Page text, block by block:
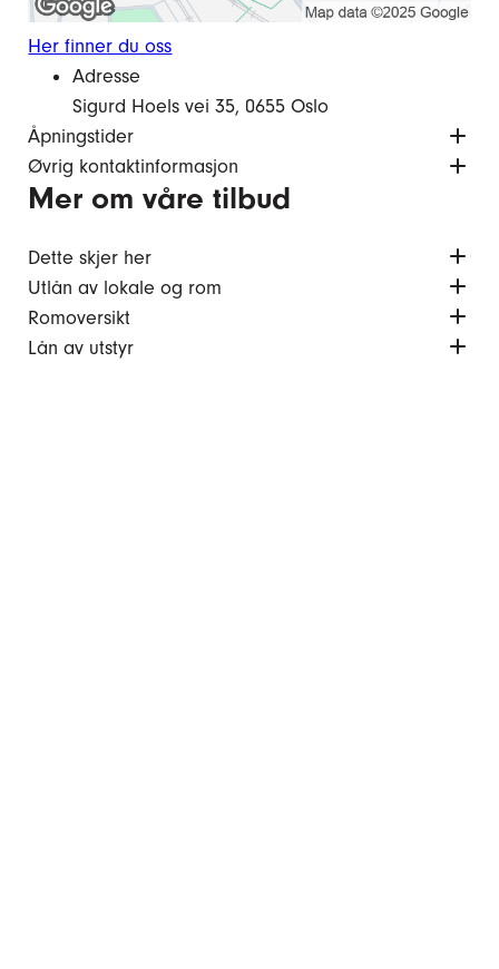
Her finner du oss
Adresse
Sigurd Hoels vei 35, 0655 Oslo
Åpningstider
Øvrig kontaktinformasjon
Mer om våre tilbud
Dette skjer her
Utlån av lokale og rom
Romoversikt
Lån av utstyr